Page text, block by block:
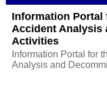
Information Portal
Accident Analysis
Activities
Information Portal for
Analysis and